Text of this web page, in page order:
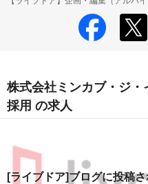
株式会社ミンカブ・ジ
採用 の求人
[ライブドア]ブログに投稿